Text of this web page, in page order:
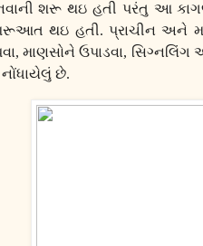
શરૂ થઇ હતી પરંતુ આ
શરૂઆત થઇ હતી. પ્રાચીન અને
,માણસોને ઉપાડવા, સિગ્નલિંગ
નોંધાયેલું છે.